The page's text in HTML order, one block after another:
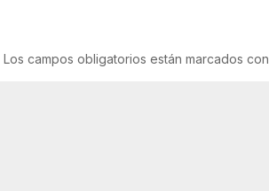
Los campos obligatorios están marcados con